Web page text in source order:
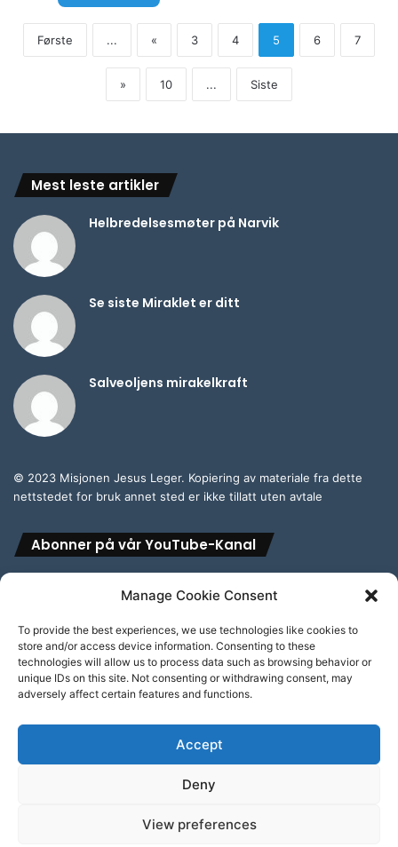
Manage Cookie Consent
To provide the best experiences, we use technologies like cookies to
store and/or access device information. Consenting to these
technologies will allow us to process data such as browsing behavior or
unique IDs on this site. Not consenting or withdrawing consent, may
adversely affect certain features and functions.
Accept
Deny
View preferences
Første ... « 3 4 5 6 7
» 10 ... Siste
Mest leste artikler
Helbredelsesmøter på Narvik
Se siste Miraklet er ditt
Salveoljens mirakelkraft
© 2023 Misjonen Jesus Leger. Kopiering av materiale fra dette
nettstedet for bruk annet sted er ikke tillatt uten avtale
Abonner på vår YouTube-Kanal
Abonner på vår engelske YouTube-Kanal
Personvern & cookies: Dette nettstedet bruker informasjonskapsler
(cookies). Ved å fortsette å bruke dette nettstedet aksepterer du dette.